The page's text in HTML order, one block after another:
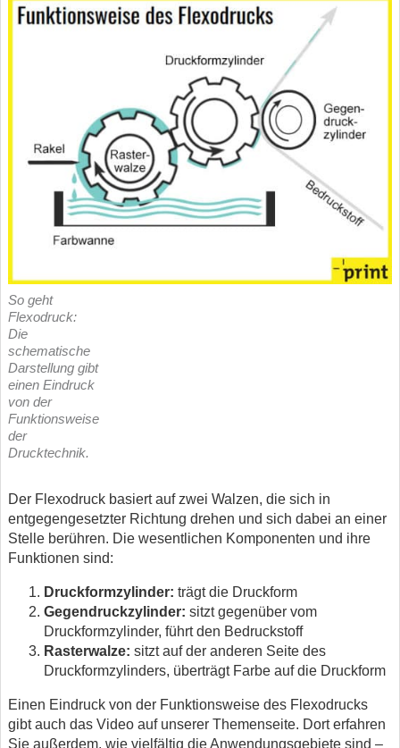
So geht
Flexodruck:
Die
schematische
Darstellung gibt
einen Eindruck
von der
Funktionsweise
der
Drucktechnik.
Der Flexodruck basiert auf zwei Walzen, die sich in
entgegengesetzter Richtung drehen und sich dabei an einer
Stelle berühren. Die wesentlichen Komponenten und ihre
Funktionen sind:
Druckformzylinder: trägt die Druckform
Gegendruckzylinder: sitzt gegenüber vom
Druckformzylinder, führt den Bedruckstoff
Rasterwalze: sitzt auf der anderen Seite des
Druckformzylinders, überträgt Farbe auf die Druckform
Einen Eindruck von der Funktionsweise des Flexodrucks
gibt auch das Video auf unserer Themenseite. Dort erfahren
Sie außerdem, wie vielfältig die Anwendungsgebiete sind –